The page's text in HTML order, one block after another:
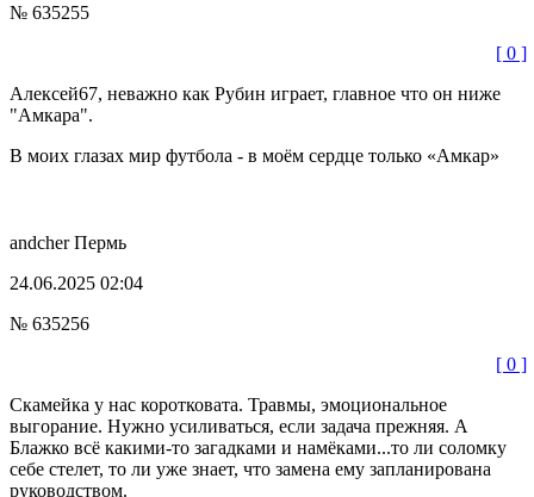
№ 635255
[ 0 ]
Алексей67, неважно как Рубин играет, главное что он ниже
"Амкара".
В моих глазах мир футбола - в моём сердце только «Амкар»
andcherПермь
24.06.2025 02:04
№ 635256
[ 0 ]
Скамейка у нас коротковата. Травмы, эмоциональное
выгорание. Нужно усиливаться, если задача прежняя. А
Блажко всё какими-то загадками и намёками...то ли соломку
себе стелет, то ли уже знает, что замена ему запланирована
руководством.